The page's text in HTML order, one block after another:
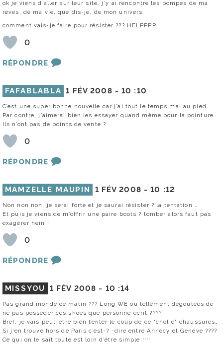
ok je viens d’aller sur leur site, j’y ai rencontré les pompes de ma
rêves, de ma vie, que dis-je, de mon univers.
comment vais-je faire pour résister ??? HELPPPP
0
RÉPONDRE
FAFABLABLA 1 FÉV 2008 -10 :10
C’est une super bonne nouvelle car j’ai tout le temps mal au pied.
Par contre, j’aimerai bien les essayer quand même pour la pointure.
Ils n’ont pas de points de vente ?
0
RÉPONDRE
MAMZELLE MAUPIN 1 FÉV 2008 -10 :12
Non non non, je serai forte et je saurai résister ? la tentation …
Et puis je viens de m’offrir une paire boots ? tomber alors faut pas
exagérer hein !
0
RÉPONDRE
MISSYOU 1 FÉV 2008 - 10 :14
Pas grand monde ce matin ??? Long WE ou tellement dégoutées de
ne pas posséder ces shoes que personne écrit ????
Bref, je vais peut-être bien tenter le coup de ce "cholie" chaussures…
Si j’en trouve hors de Paris c’est-? -dire entre Annecy et Genève ????
Ce qui on le sait toute est loin d’être simple !!!!